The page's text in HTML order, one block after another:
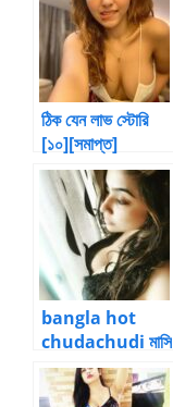
ঠিক যেন লাভ স্টোরি
[১০][সমাপ্ত]
bangla hot
chudachudi মাসি
ও তার দুই মেয়েকে
চুদলাম